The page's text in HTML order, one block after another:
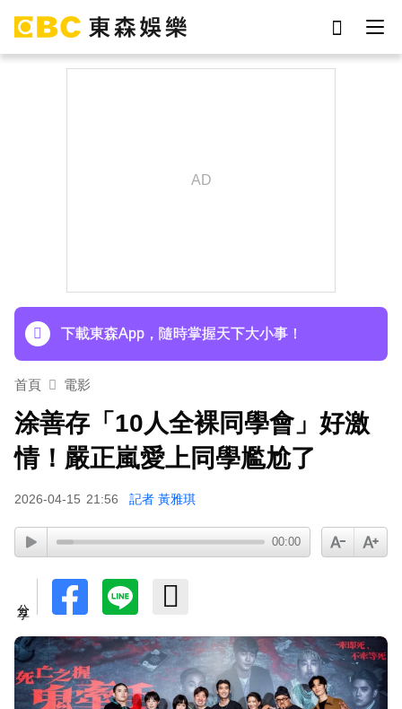
秀超狂腹肌
下載東森App，隨時掌握天下大小事！
孫淑媚首登JJA音樂節！被范曉萱1句話打動 放話
首頁 電影
涂善存「10人全裸同學會」好激
情！嚴正嵐愛上同學尷尬了
2026-04-15 21:56 記者 黃雅琪
00:00